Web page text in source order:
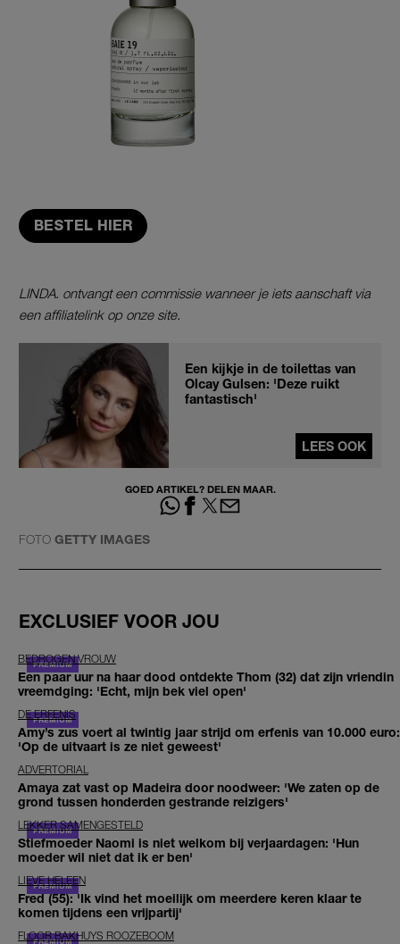
BESTEL HIER
LINDA. ontvangt een commissie wanneer je iets aanschaft via
een affiliatelink op onze site.
Een kijkje in de toilettas van
Olcay Gulsen: 'Deze ruikt
fantastisch'
LEES OOK
GOED ARTIKEL? DELEN MAAR.
FOTO GETTY IMAGES
EXCLUSIEF VOOR JOU
BEDROGEN VROUW
Een paar uur na haar dood ontdekte Thom (32) dat zijn vriendin
vreemdging: 'Echt, mijn bek viel open'
DE ERFENIS
Amy’s zus voert al twintig jaar strijd om erfenis van 10.000 euro:
'Op de uitvaart is ze niet geweest'
ADVERTORIAL
Amaya zat vast op Madeira door noodweer: 'We zaten op de
grond tussen honderden gestrande reizigers'
LEKKER SAMENGESTELD
Stiefmoeder Naomi is niet welkom bij verjaardagen: 'Hun
moeder wil niet dat ik er ben'
LIEVE HELEEN
Fred (55): 'Ik vind het moeilijk om meerdere keren klaar te
komen tijdens een vrijpartij'
FLOOR BAKHUYS ROOZEBOOM